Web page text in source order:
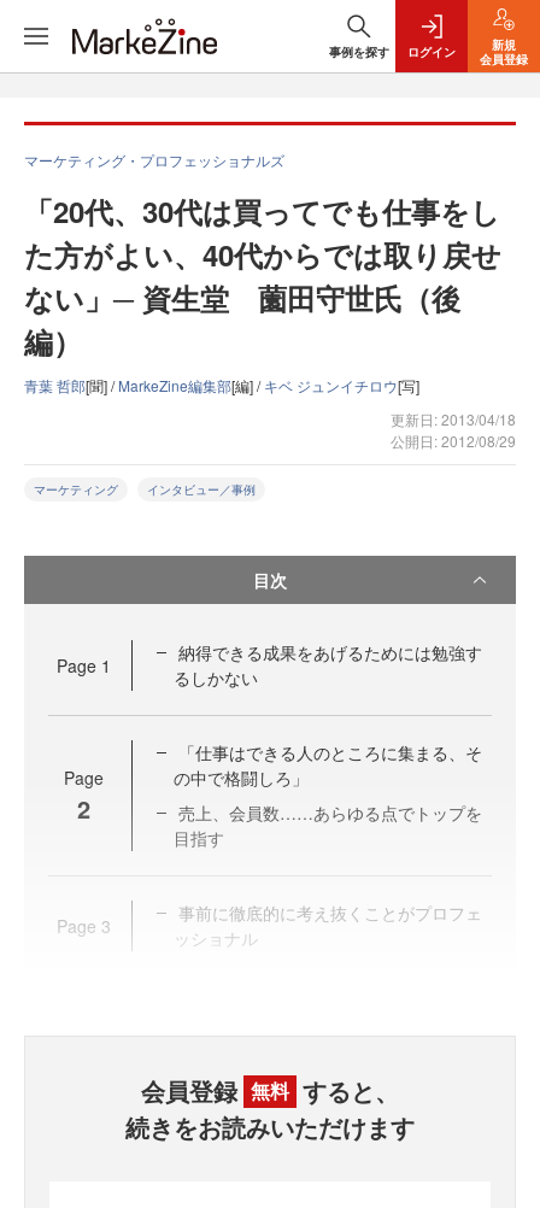
事例を探す ログイン
新規
会員登録
マーケティング・プロフェッショナルズ
「20代、30代は買ってでも仕事をし
た方がよい、40代からでは取り戻せ
ない」─ 資生堂 薗田守世氏（後
編）
青葉 哲郎[聞] /MarkeZine編集部[編] /キベ ジュンイチロウ[写]
更新日: 2013/04/18
公開日: 2012/08/29
マーケティング インタビュー／事例
目次
Page 1
納得できる成果をあげるためには勉強す
るしかない
Page
2
「仕事はできる人のところに集まる、そ
の中で格闘しろ」
売上、会員数……あらゆる点でトップを
目指す
Page 3
事前に徹底的に考え抜くことがプロフェ
ッショナル
会員登録 無料 すると、
続きをお読みいただけます